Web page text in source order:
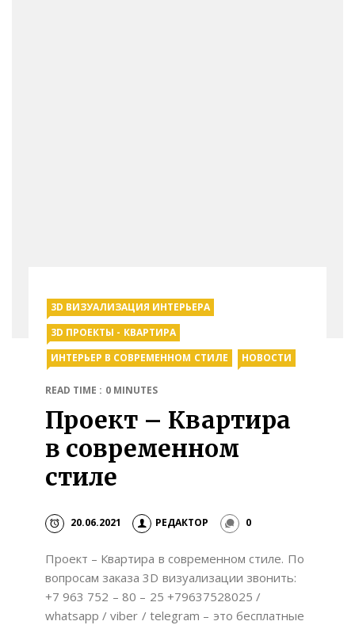
3D ВИЗУАЛИЗАЦИЯ ИНТЕРЬЕРА
3D ПРОЕКТЫ - КВАРТИРА
ИНТЕРЬЕР В СОВРЕМЕННОМ СТИЛЕ
НОВОСТИ
READ TIME : 0 MINUTES
Проект – Квартира
в современном
стиле
20.06.2021 РЕДАКТОР 0
Проект – Квартира в современном стиле. По
вопросам заказа 3D визуализации звонить:
+7 963 752 – 80 – 25 +79637528025 /
whatsapp / viber / telegram – это бесплатные